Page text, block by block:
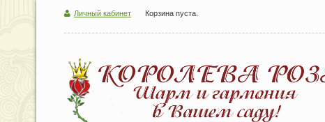
Личный кабинет Корзина пуста.